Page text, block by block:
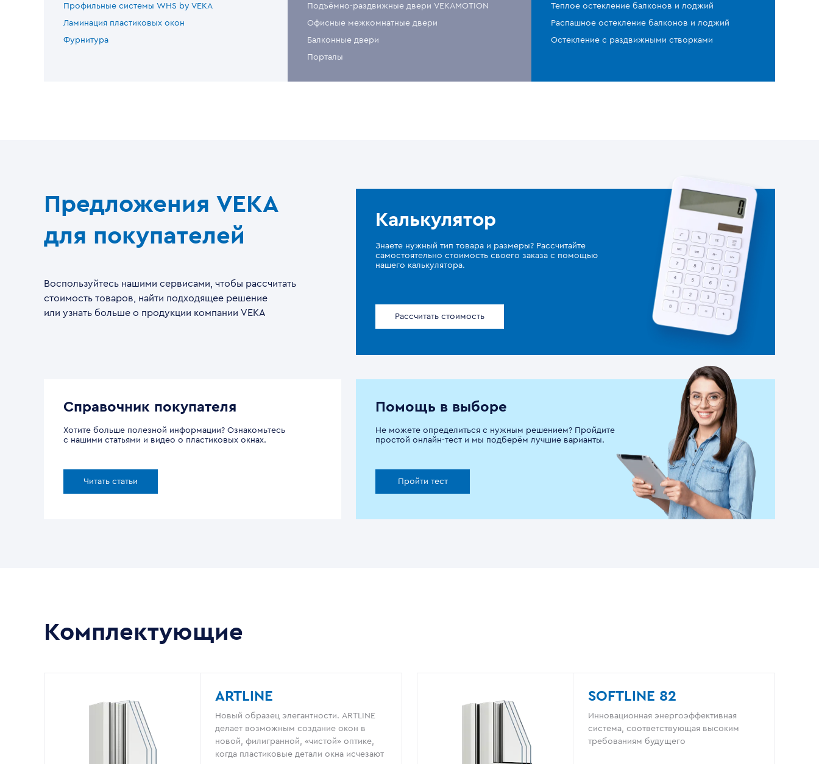
Профильные системы WHS by VEKA
Ламинация пластиковых окон
Фурнитура
Подъёмно-раздвижные двери VEKAMOTION
Офисные межкомнатные двери
Балконные двери
Порталы
Теплое остекление балконов и лоджий
Распашное остекление балконов и лоджий
Остекление с раздвижными створками
Предложения VEKA
для покупателей
Воспользуйтесь нашими сервисами, чтобы рассчитать
стоимость товаров, найти подходящее решение
или узнать больше о продукции компании VEKA
Калькулятор
Знаете нужный тип товара и размеры? Рассчитайте
самостоятельно стоимость своего заказа с помощью
нашего калькулятора.
Рассчитать стоимость
Справочник покупателя
Хотите больше полезной информации? Ознакомьтесь
с нашими статьями и видео о пластиковых окнах.
Читать статьи
Помощь в выборе
Не можете определиться с нужным решением? Пройдите
простой онлайн-тест и мы подберём лучшие варианты.
Пройти тест
Комплектующие
ARTLINE
Новый образец элегантности. ARTLINE
делает возможным создание окон в
новой, филигранной, «чистой» оптике,
когда пластиковые детали окна исчезают
SOFTLINE 82
Инновационная энергоэффективная
система, соответствующая высоким
требованиям будущего